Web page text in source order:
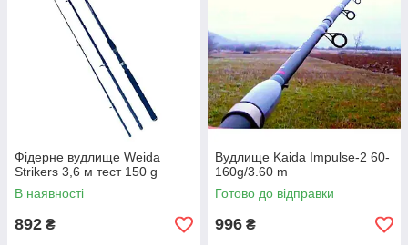
Фідерне вудлище Weida
Strikers 3,6 м тест 150 g
В наявності
892 ₴
Вудлище Kaida Impulse-2 60-
160g/3.60 m
Готово до відправки
996 ₴